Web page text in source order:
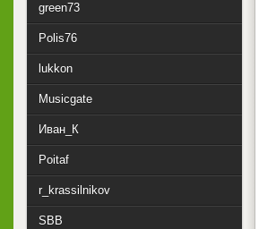
green73
Polis76
lukkon
Musicgate
Иван_К
Poitaf
r_krassilnikov
SBB